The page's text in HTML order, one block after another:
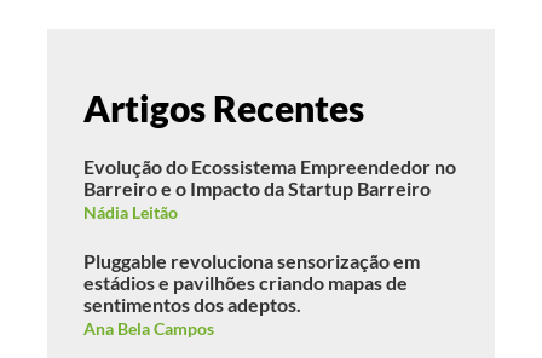
Artigos Recentes
Evolução do Ecossistema Empreendedor no
Barreiro e o Impacto da Startup Barreiro
Nádia Leitão
Pluggable revoluciona sensorização em
estádios e pavilhões criando mapas de
sentimentos dos adeptos.
Ana Bela Campos